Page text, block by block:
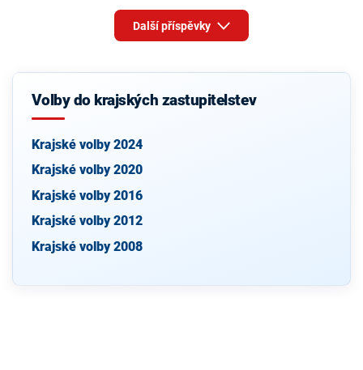
Další příspěvky
Volby do krajských zastupitelstev
Krajské volby 2024
Krajské volby 2020
Krajské volby 2016
Krajské volby 2012
Krajské volby 2008